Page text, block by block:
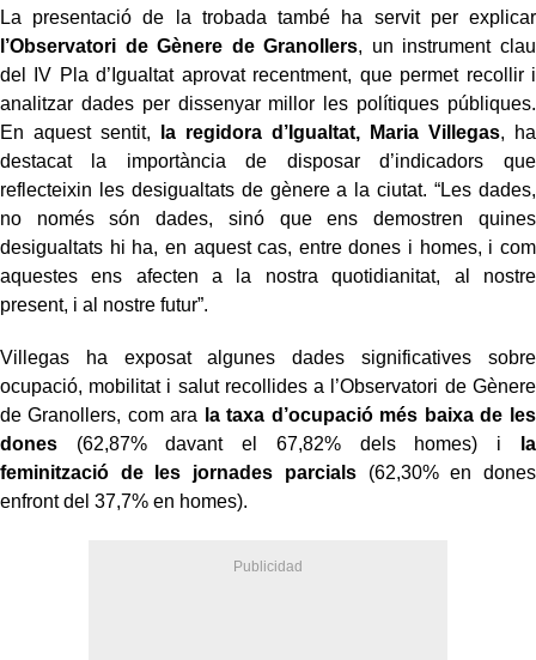
La presentació de la trobada també ha servit per explicar
l’Observatori de Gènere de Granollers, un instrument clau
del IV Pla d’Igualtat aprovat recentment, que permet recollir i
analitzar dades per dissenyar millor les polítiques públiques.
En aquest sentit,
la regidora d’Igualtat, Maria Villegas, ha
destacat la importància de disposar d’indicadors que
reflecteixin les desigualtats de gènere a la ciutat. “Les dades,
no només són dades, sinó que ens demostren quines
desigualtats hi ha, en aquest cas, entre dones i homes, i com
aquestes ens afecten a la nostra quotidianitat, al nostre
present, i al nostre futur”.
Villegas ha exposat algunes dades significatives sobre
ocupació, mobilitat i salut recollides a l’Observatori de Gènere
de Granollers, com ara
la taxa d’ocupació més baixa de les
dones (62,87% davant el 67,82% dels homes) i
la
feminització de les jornades parcials(62,30% en dones
enfront del 37,7% en homes).